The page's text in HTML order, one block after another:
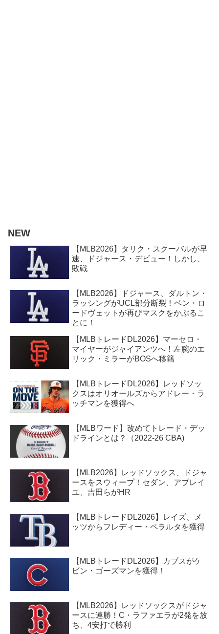
NEW
【MLB2026】タリク・スクーバルが早
速、ドジャース・デビュー！しかし、
敗戦
【MLB2026】ドジャース、ダルトン・
ラッシングがUCL部分断裂！ベン・ロ
ードヴェットが再びマスクをかぶるこ
とに！
【MLBトレードDL2026】マーセロ・
マイヤーがジャイアンツへ！左腕のエ
リック・ミラーがBOSへ移籍
【MLBトレードDL2026】レッドソッ
クスはオリオールズからアドレー・ラ
ッチマンを獲得へ
【MLBワード】改めてトレード・デッ
ドラインとは？（2022-26 CBA)
【MLB2026】レッドソックス、ドジャ
ースをスウィープ！セダン、アブレイ
ユ、吉田らがHR
【MLBトレードDL2026】レイズ、メ
ッツからフレディー・ペラルタを獲得
【MLBトレードDL2026】カブスがケ
ビン・ゴーズマンを獲得！
【MLB2026】レッドソックスがドジャ
ースに連勝！C・ラファエラが2発を放
ち、4安打で勝利